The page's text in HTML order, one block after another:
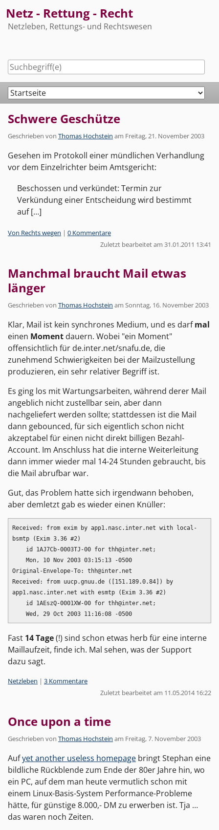
to
content
Netz - Rettung - Recht
Netzleben, Rettungs- und Rechtswesen
Navigation
Schwere Geschütze
Geschrieben von Thomas Hochstein am Freitag, 21. November 2003
Gesehen im Protokoll einer mündlichen Verhandlung
vor dem Einzelrichter beim Amtsgericht:
Beschossen und verkündet: Termin zur
Verkündung einer Entscheidung wird bestimmt
auf […]
Kategorien:
Von Rechts wegen | 0 Kommentare
Zuletzt bearbeitet am 31.01.2011 13:41
Manchmal braucht Mail etwas
länger
Geschrieben von Thomas Hochstein am Sonntag, 16. November 2003
Klar, Mail ist kein synchrones Medium, und es darfmal
einen Moment dauern. Wobei "ein Moment"
offensichtlich für de.inter.net/snafu.de, die
zunehmend Schwierigkeiten bei der Mailzustellung
produzieren, ein sehr relativer Begriff ist.
Es ging los mit Wartungsarbeiten, während derer Mail
angeblich nicht zustellbar sein, aber dann
nachgeliefert werden sollte; stattdessen ist die Mail
dann gebounced, für sich eigentlich schon nicht
akzeptabel für einen nicht direkt billigen Bezahl-
Account. Im Anschluss hat die interne Weiterleitung
dann immer wieder mal 14-24 Stunden gebraucht, bis
die Mail abrufbar war.
Gut, das Problem hatte sich irgendwann behoben,
aber demletzt gab es wieder einen Knüller:
Received: from exim by app1.nasc.inter.net with local-
bsmtp (Exim 3.36 #2)
Original-Envelope-To: thh@inter.net
Received: from uucp.gnuu.de ([151.189.0.84]) by
app1.nasc.inter.net with esmtp (Exim 3.36 #2)
    Wed, 29 Oct 2003 11:16:08 -0500
Fast 14 Tage(!) sind schon etwas herb für eine interne
Maillaufzeit, finde ich. Mal sehen, was der Support
dazu sagt.
Kategorien:
Netzleben | 3 Kommentare
Zuletzt bearbeitet am 11.05.2014 16:22
Once upon a time
Geschrieben von Thomas Hochstein am Freitag, 7. November 2003
Aufyet another useless homepage bringt Stephan eine
bildliche Rückblende zum Ende der 80er Jahre hin, wo
ein PC, auf dem man heute vermutlich schon mit
einem Linux-Basis-System Performance-Probleme
hätte, für günstige 8.000,- DM zu erwerben ist. Tja …
das waren noch Zeiten.